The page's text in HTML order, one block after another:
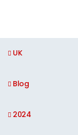
UK
Blog
2024